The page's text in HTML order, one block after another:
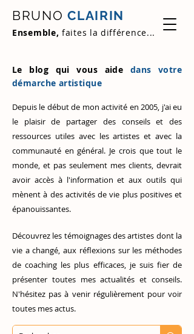
BRUNO CLAIRIN
Ensemble, faites la différence...
Le blog qui vous aide dans votre
démarche artistique
Depuis le début de mon activité en 2005, j'ai eu
le plaisir de partager des conseils et des
ressources utiles avec les artistes et avec la
communauté en général. Je crois que tout le
monde, et pas seulement mes clients, devrait
avoir accès à l'information et aux outils qui
mènent à des activités de vie plus positives et
épanouissantes.
Découvrez les témoignages des artistes dont la
vie a changé, aux réflexions sur les méthodes
de coaching les plus efficaces, je suis fier de
présenter toutes mes actualités et conseils.
N'hésitez pas à venir régulièrement pour voir
toutes mes actus.